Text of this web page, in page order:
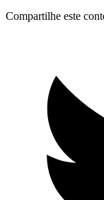
Compartilhe este